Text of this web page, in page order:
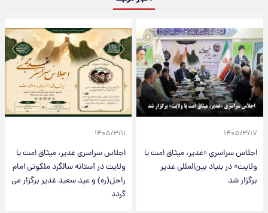
۱۴۰۵/۳/۱۷
اجلاس سراسری «غدیر، میثاق امت با
ولایت» در بنیاد بین‌المللی غدیر
برگزار شد
۱۴۰۵/۳/۱۱
اجلاس سراسری غدیر، میثاق امت با
ولایت در آستانه سالگرد ملکوتی امام
راحل(ره) و عید سعید غدیر برگزار می
گردد